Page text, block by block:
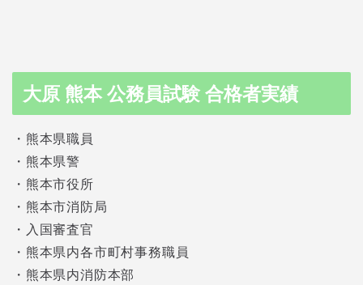
大原 熊本 公務員試験 合格者実績
・熊本県職員
・熊本県警
・熊本市役所
・熊本市消防局
・入国審査官
・熊本県内各市町村事務職員
・熊本県内消防本部